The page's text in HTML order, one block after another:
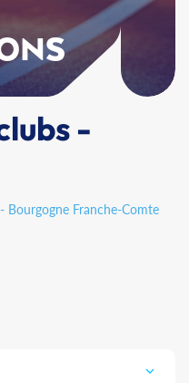
-
Bourgogne Franche-Comte